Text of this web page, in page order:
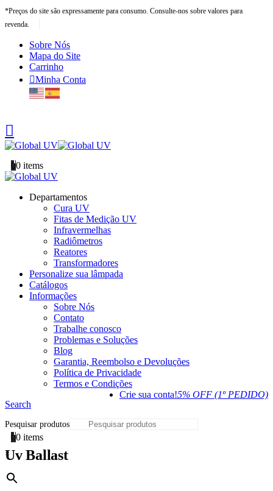
*Preços do site são expressamente para consumo. Consulte-nos sobre valores para
revenda.
Sobre Nós
Mapa do Site
Carrinho
Minha Conta
00 items
Departamentos
Cura UV
Fitas de Medição UV
Infravermelhas
Radiômetros
Reatores
Transformadores
Personalize sua lâmpada
Catálogos
Informações
Sobre Nós
Contato
Trabalhe conosco
Problemas e Soluções
Blog
Garantia, Reembolso e Devoluções
Política de Privacidade
Termos e Condições
Crie sua conta!5% OFF (1º PEDIDO)
Search
Pesquisar produtos
×
00 items
Uv Ballast